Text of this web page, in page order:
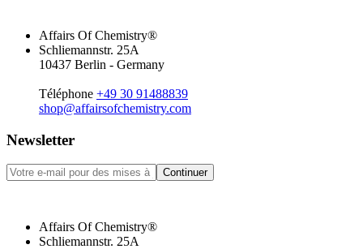
Affairs Of Chemistry®
Schliemannstr. 25A
10437 Berlin - Germany
Téléphone +49 30 91488839
shop@affairsofchemistry.com
Newsletter
Continuer
Affairs Of Chemistry®
Schliemannstr. 25A